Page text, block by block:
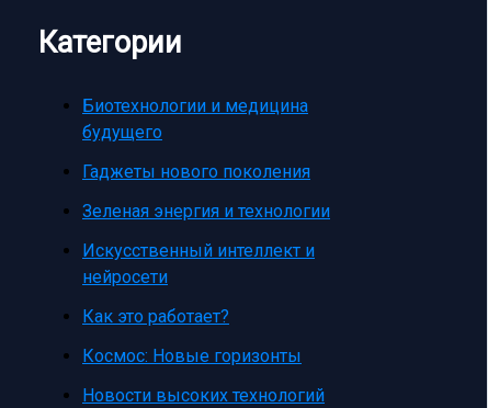
Категории
Биотехнологии и медицина
будущего
Гаджеты нового поколения
Зеленая энергия и технологии
Искусственный интеллект и
нейросети
Как это работает?
Космос: Новые горизонты
Новости высоких технологий